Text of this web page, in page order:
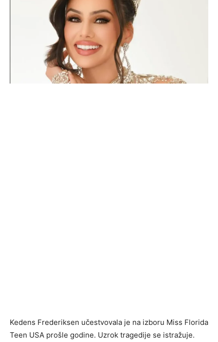
Kedens Frederiksen učestvovala je na izboru Miss Florida
Teen USA prošle godine. Uzrok tragedije se istražuje.